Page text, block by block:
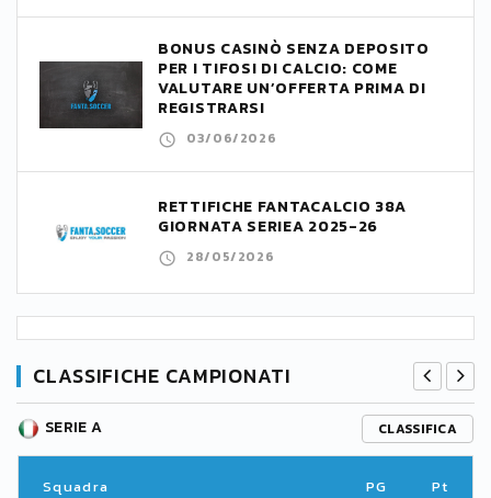
BONUS CASINÒ SENZA DEPOSITO
PER I TIFOSI DI CALCIO: COME
VALUTARE UN’OFFERTA PRIMA DI
REGISTRARSI
03/06/2026
RETTIFICHE FANTACALCIO 38A
GIORNATA SERIEA 2025-26
28/05/2026
CLASSIFICHE CAMPIONATI
SERIE A CLASSIFICA
Squadra PG Pt